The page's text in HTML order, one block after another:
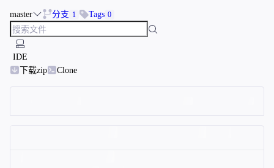
master 分支 1 Tags 0
IDE
下载zip
Clone